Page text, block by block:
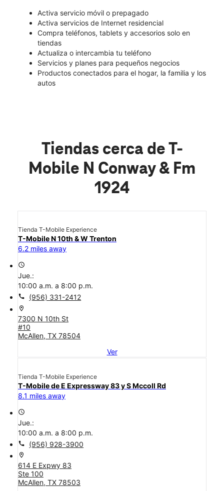
Activa servicio móvil o prepagado
Activa servicios de Internet residencial
Compra teléfonos, tablets y accesorios solo en
tiendas
Actualiza o intercambia tu teléfono
Servicios y planes para pequeños negocios
Productos conectados para el hogar, la familia y los
autos
Tiendas cerca de T-
Mobile N Conway & Fm
1924
Tienda T-Mobile Experience
T-Mobile N 10th & W Trenton
6.2 miles away
access_time
Jue.:
10:00 a.m. a 8:00 p.m.
call (956) 331-2412
location_on
7300 N 10th St
#10
McAllen, TX 78504
Ver
Tienda T-Mobile Experience
T-Mobile de E Expressway 83 y S Mccoll Rd
8.1 miles away
access_time
Jue.:
10:00 a.m. a 8:00 p.m.
call (956) 928-3900
location_on
614 E Expwy 83
Ste 100
McAllen, TX 78503